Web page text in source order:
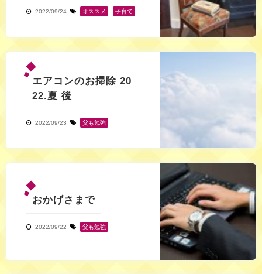
2022/09/24 オススメ 子育て
エアコンのお掃除 20
22.夏 後
2022/09/23 父も勉強
おかげさまで
2022/09/22 父も勉強